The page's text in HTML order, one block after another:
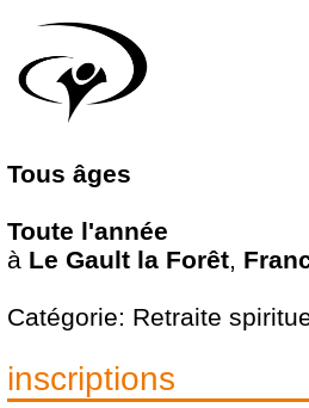
Tous âges
Toute l'année
à Le Gault la Forêt,
Catégorie: Retraite
inscriptions